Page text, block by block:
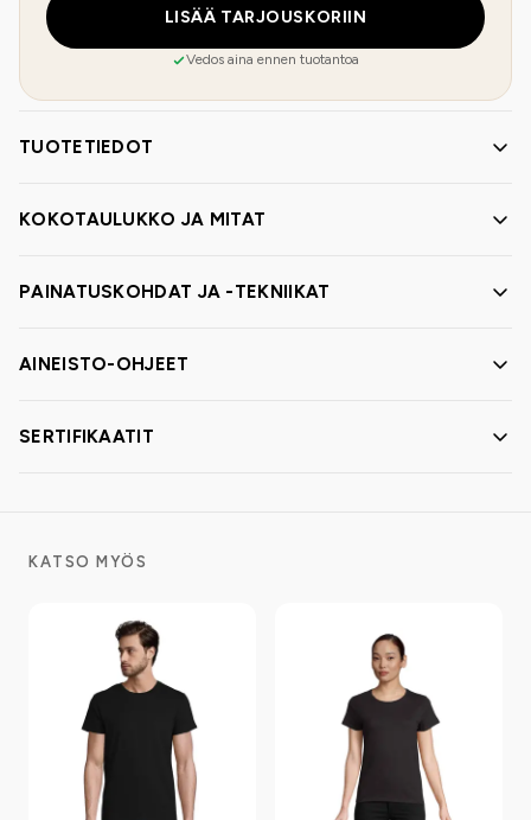
LISÄÄ TARJOUSKORIIN
Vedos aina ennen tuotantoa
TUOTETIEDOT
KOKOTAULUKKO JA MITAT
PAINATUSKOHDAT JA -TEKNIIKAT
AINEISTO-OHJEET
SERTIFIKAATIT
KATSO MYÖS